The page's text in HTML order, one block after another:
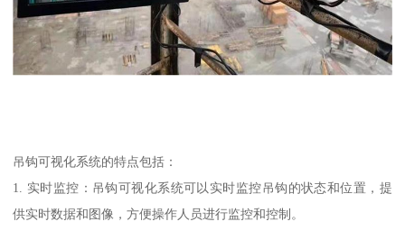
吊钩可视化系统的特点包括：
1. 实时监控：吊钩可视化系统可以实时监控吊钩的状态和位置，提
供实时数据和图像，方便操作人员进行监控和控制。